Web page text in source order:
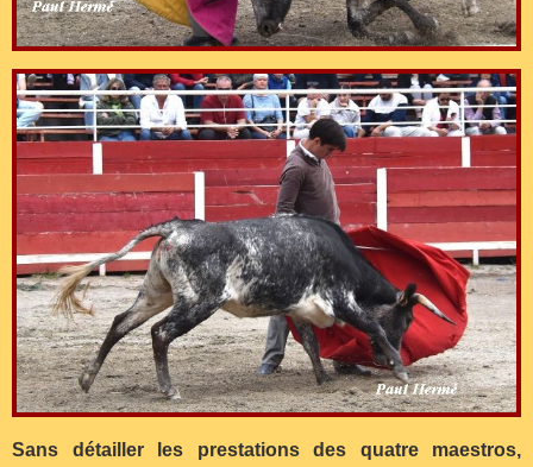
Sans détailler les prestations des quatre maestros,